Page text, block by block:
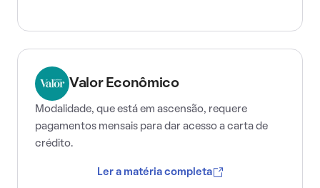
Valor Econômico
Modalidade, que está em ascensão, requere
pagamentos mensais para dar acesso a carta de
crédito.
Ler a matéria completa